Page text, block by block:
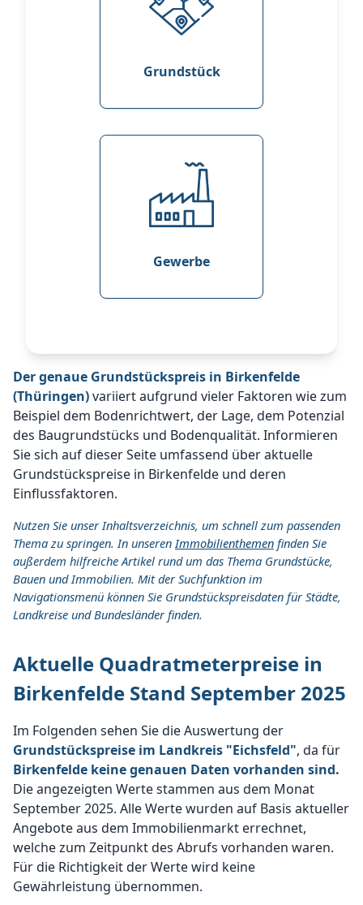
Grundstück
Gewerbe
Der genaue Grundstückspreis in Birkenfelde
(Thüringen)variiert aufgrund vieler Faktoren wie zum
Beispiel dem Bodenrichtwert, der Lage, dem Potenzial
des Baugrundstücks und Bodenqualität. Informieren
Sie sich auf dieser Seite umfassend über aktuelle
Grundstückspreise in Birkenfelde und deren
Einflussfaktoren.
Nutzen Sie unser Inhaltsverzeichnis, um schnell zum passenden
Thema zu springen. In unserenImmobilienthemen finden Sie
außerdem hilfreiche Artikel rund um das Thema Grundstücke,
Bauen und Immobilien. Mit der Suchfunktion im
Navigationsmenü können Sie Grundstückspreisdaten für Städte,
Landkreise und Bundesländer finden.
Aktuelle Quadratmeterpreise in
Birkenfelde Stand September 2025
Im Folgenden sehen Sie die Auswertung der
Grundstückspreise im Landkreis "Eichsfeld", da für
Birkenfelde keine genauen Daten vorhanden sind.
Die angezeigten Werte stammen aus dem Monat
September 2025. Alle Werte wurden auf Basis aktueller
Angebote aus dem Immobilienmarkt errechnet,
welche zum Zeitpunkt des Abrufs vorhanden waren.
Für die Richtigkeit der Werte wird keine
Gewährleistung übernommen.